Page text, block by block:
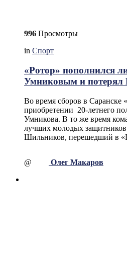
996 Просмотры
in Спорт
«Ротор» пополнился
Умниковым и
Во время сборов в Саранске
приобретении 20-летнего
Умникова. В то же время
лучших молодых
Шильников, перешедший в
@ Олег Макаров